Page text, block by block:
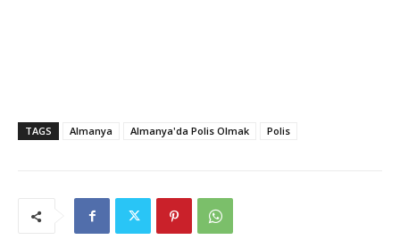
TAGS Almanya Almanya'da Polis Olmak Polis